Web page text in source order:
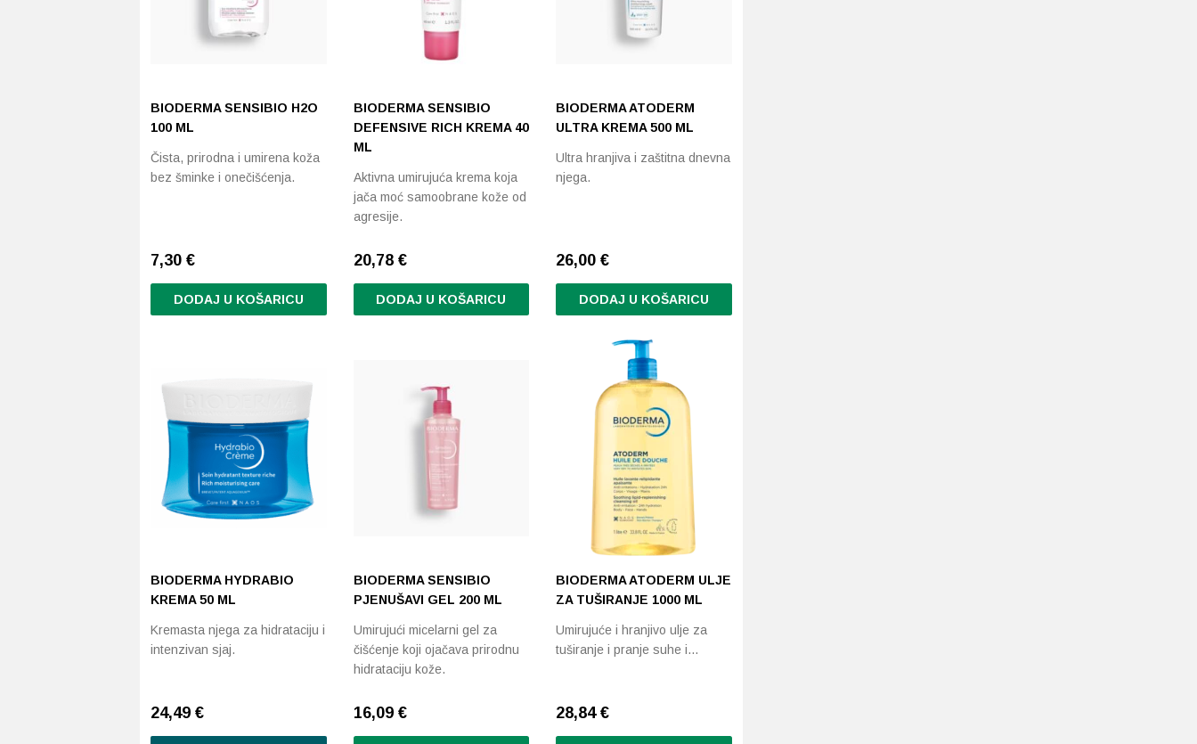
BIODERMA SENSIBIO H2O
100 ML
Čista, prirodna i umirena koža
bez šminke i onečišćenja.
7,30 €
DODAJ U KOŠARICU
BIODERMA SENSIBIO
DEFENSIVE RICH KREMA 40
ML
Aktivna umirujuća krema koja
jača moć samoobrane kože od
agresije.
20,78 €
DODAJ U KOŠARICU
BIODERMA ATODERM
ULTRA KREMA 500 ML
Ultra hranjiva i zaštitna dnevna
njega.
26,00€
DODAJ U KOŠARICU
BIODERMA HYDRABIO
KREMA 50 ML
Kremasta njega za hidrataciju i
intenzivan sjaj.
24,49 €
BIODERMA SENSIBIO
PJENUŠAVI GEL 200 ML
Umirujući micelarni gel za
čišćenje koji ojačava prirodnu
hidrataciju kože.
16,09 €
BIODERMA ATODERM ULJE
ZA TUŠIRANJE 1000 ML
Umirujuće i hranjivo ulje za
tuširanje i pranje suhe i…
28,84€